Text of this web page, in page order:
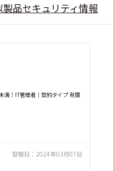
品セキュリティ情報
満｜IT管理者｜契約タイプ 有償
投稿日： 2024年03月07日